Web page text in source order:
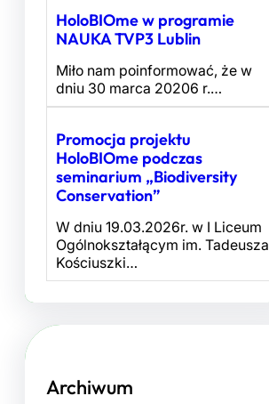
HoloBIOme w programie
NAUKA TVP3 Lublin
Miło nam poinformować, że w
dniu 30 marca 20206 r.…
Promocja projektu
HoloBIOme podczas
seminarium „Biodiversity
Conservation”
W dniu 19.03.2026r. w I Liceum
Ogólnokształącym im. Tadeusza
Kościuszki…
Archiwum